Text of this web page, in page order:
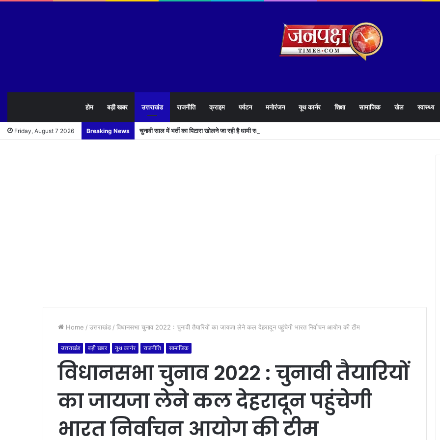
होम बड़ी खबर उत्तराखंड राजनीति क्राइम पर्यटन मनोरंजन यूथ कार्नर शिक्षा सामाजिक खेल स्वास्थ्य
Friday, August 7 2026 Breaking News चुनावी साल में भर्ती का पिटारा खोलने जा रही है धामी सरकार,युवाओं को मिलेगी 34 हजार रिकॉर्ड भर्तियों की सौगात
Home / उत्तराखंड / विधानसभा चुनाव 2022 : चुनावी तैयारियों का जायजा लेने कल देहरादून पहुंचेगी भारत निर्वाचन आयोग की टीम
उत्तराखंड बड़ी खबर यूथ कार्नर राजनीति सामाजिक
विधानसभा चुनाव 2022 : चुनावी तैयारियों
का जायजा लेने कल देहरादून पहुंचेगी
भारत निर्वाचन आयोग की टीम